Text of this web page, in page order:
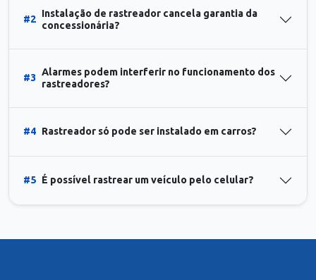
#2
Instalação de rastreador cancela garantia da
concessionária?
#3
Alarmes podem interferir no funcionamento dos
rastreadores?
#4 Rastreador só pode ser instalado em carros?
#5 É possível rastrear um veículo pelo celular?